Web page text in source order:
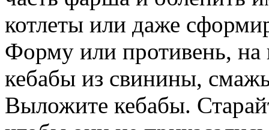
котлеты или даже
Форму или противень, на
кебабы из свинины,
Выложите кебабы.